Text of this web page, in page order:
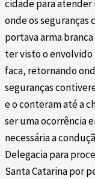
cidade para atender
onde os
portava arma
ter visto o
faca, retornando
seguranças
e o conteram até a
ser uma ocorrência
necessária a
Delegacia para
Santa Catarina por